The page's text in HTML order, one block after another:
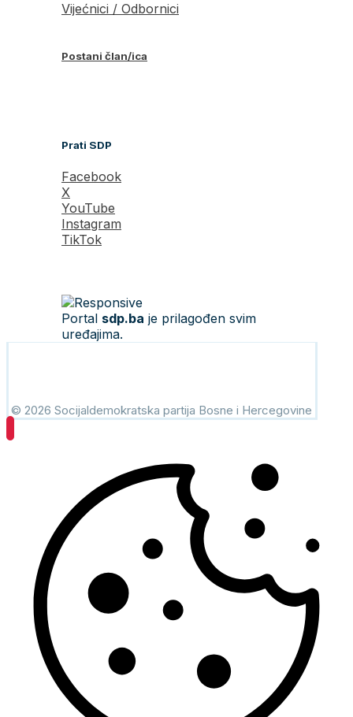
Vijećnici / Odbornici
Postani član/ica
Prati SDP
Facebook
X
YouTube
Instagram
TikTok
Portal sdp.ba je prilagođen svim
uređajima.
© 2026 Socijaldemokratska partija Bosne i Hercegovine